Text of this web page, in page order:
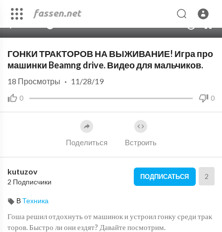
ГОНКИ ТРАКТОРОВ НА ВЫЖИВАНИЕ! Игра про
машинки Beamng drive. Видео для мальчиков.
0 0
18 Просмотры · 11/28/19
Поделиться Встроить
kutuzov
2 Подписчики
ПОДПИСАТЬСЯ 2
ВТехника
Гоша решил отдохнуть от машинок и устроил гонку среди трак
торов. Быстро ли они ездят? Давайте посмотрим.